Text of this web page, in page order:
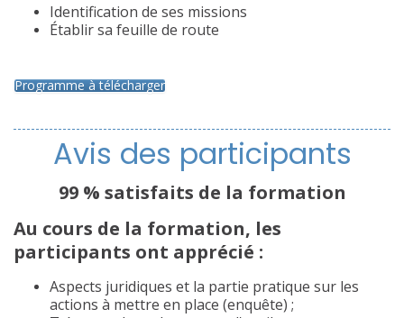
Identification de ses missions
Établir sa feuille de route
Programme à télécharger
Avis des participants
99 % satisfaits de la formation
Au cours de la formation, les
participants ont apprécié :
Aspects juridiques et la partie pratique sur les
actions à mettre en place (enquête) ;